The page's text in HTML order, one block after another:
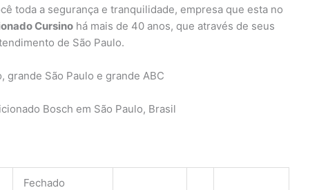
toda a segurança e tranquilidade, empresa que esta no
Cursino há mais de 40 anos, que através de seus
de São Paulo.
grande São Paulo e grande ABC
Bosch em São Paulo, Brasil
Fechado